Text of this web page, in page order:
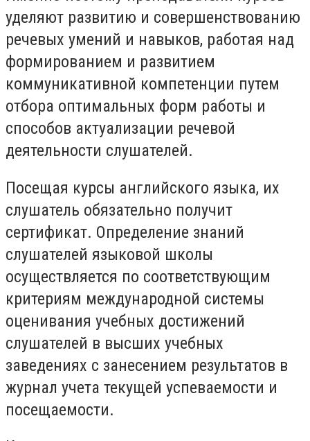
уделяют развитию и совершенствованию
речевых умений и навыков, работая над
формированием и развитием
коммуникативной компетенции путем
отбора оптимальных форм работы и
способов актуализации речевой
деятельности слушателей.
Посещая курсы английского языка, их
слушатель обязательно получит
сертификат. Определение знаний
слушателей языковой школы
осуществляется по соответствующим
критериям международной системы
оценивания учебных достижений
слушателей в высших учебных
заведениях с занесением результатов в
журнал учета текущей успеваемости и
посещаемости.